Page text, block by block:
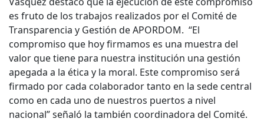
es fruto de los trabajos realizados por el Comité de
Transparencia y Gestión de APORDOM. “El
compromiso que hoy firmamos es una muestra del
valor que tiene para nuestra institución una gestión
apegada a la ética y la moral. Este compromiso será
firmado por cada colaborador tanto en la sede central
como en cada uno de nuestros puertos a nivel
nacional” señaló la también coordinadora del Comité.